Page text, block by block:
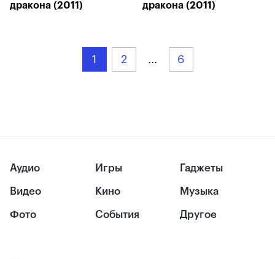
дракона (2011)
дракона (2011)
1 2 ... 6
Аудио
Видео
Фото
Игры
Кино
События
Гаджеты
Музыка
Другое